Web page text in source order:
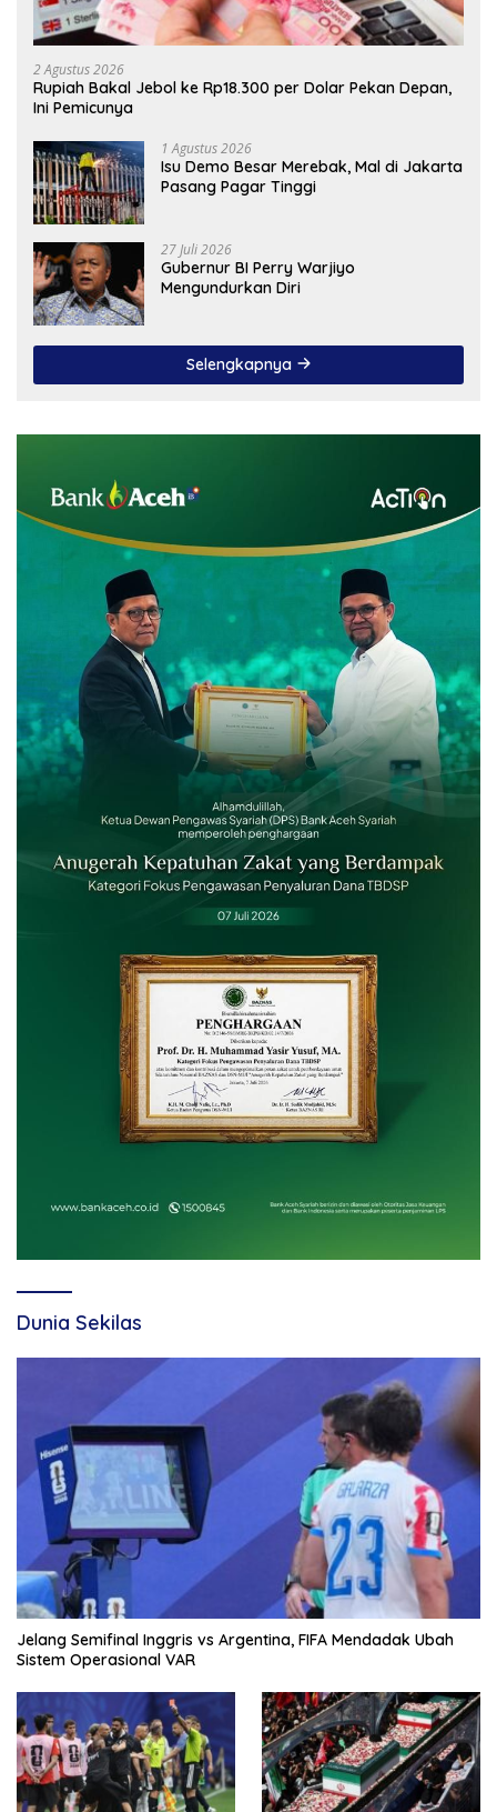
2 Agustus 2026
Rupiah Bakal Jebol ke Rp18.300 per Dolar Pekan Depan,
Ini Pemicunya
1 Agustus 2026
Isu Demo Besar Merebak, Mal di Jakarta
Pasang Pagar Tinggi
27 Juli 2026
Gubernur BI Perry Warjiyo
Mengundurkan Diri
Selengkapnya
Dunia Sekilas
Jelang Semifinal Inggris vs Argentina, FIFA Mendadak Ubah
Sistem Operasional VAR